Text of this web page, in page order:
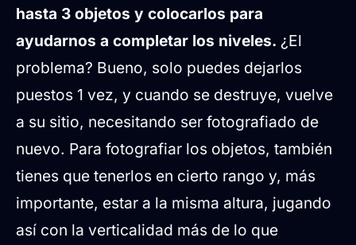
hasta 3 objetos y colocarlos para
ayudarnos a completar los niveles. ¿El
problema? Bueno, solo puedes dejarlos
puestos 1 vez, y cuando se destruye, vuelve
a su sitio, necesitando ser fotografiado de
nuevo. Para fotografiar los objetos, también
tienes que tenerlos en cierto rango y, más
importante, estar a la misma altura, jugando
así con la verticalidad más de lo que